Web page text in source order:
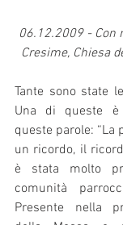
06.12.2009 - Con
Cresime, Chiesa
Tante sono state
Una di queste è
queste parole: “La
un ricordo, il
è stata molto
comunità
Presente nella